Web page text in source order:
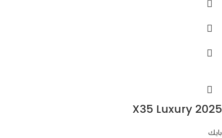
X35 Luxury 2025
بايك